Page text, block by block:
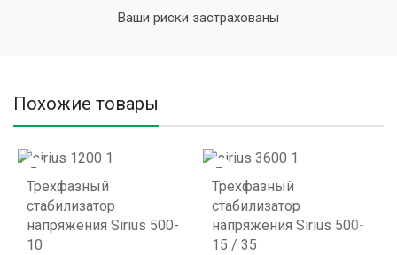
Ваши риски застрахованы
Похожие товары
Трехфазный
стабилизатор
напряжения Sirius 500-
10
Трехфазный
стабилизатор
напряжения Sirius 500-
15 / 35